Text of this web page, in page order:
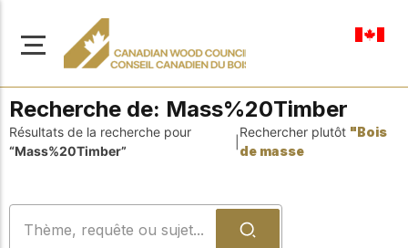
À propos de nous
Apprenez-en davantage
Recherche de: Mass%20Timber
Résultats de la recherche pour
“Mass%20Timber”
Rechercher plutôt "Bois
de masse